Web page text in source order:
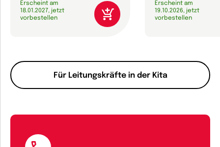
Für Leitungskräfte in der Kita
Erscheint am
18.01.2027, jetzt
vorbestellen
Erscheint am
19.10.2026, jetzt
vorbestellen